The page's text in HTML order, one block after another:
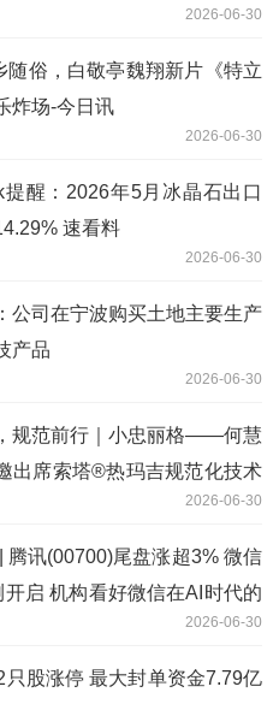
2026-06-30
随俗，白敬亭魏翔新片《特立
炸场-今日讯
2026-06-30
提醒：2026年5月冰晶石出口
速看料
2026-06-30
公司在宁波购买土地主要生产
产品
2026-06-30
规范前行｜小忠丽格——何慧
出席索塔®热玛吉规范化技术
2026-06-30
腾讯(00700)尾盘涨超3% 微信
启 机构看好微信在AI时代的
2026-06-30
只股涨停 最大封单资金7.79亿